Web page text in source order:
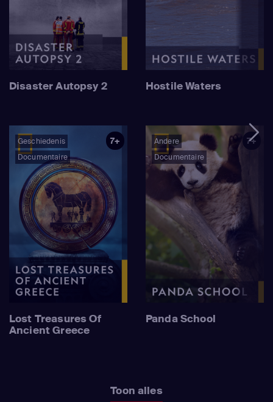
Disaster Autopsy 2 Hostile Waters
Geschiedenis
Documentaire
7+
Lost Treasures Of
Ancient Greece
Andere
Documentaire
7+
Panda School
Toon alles